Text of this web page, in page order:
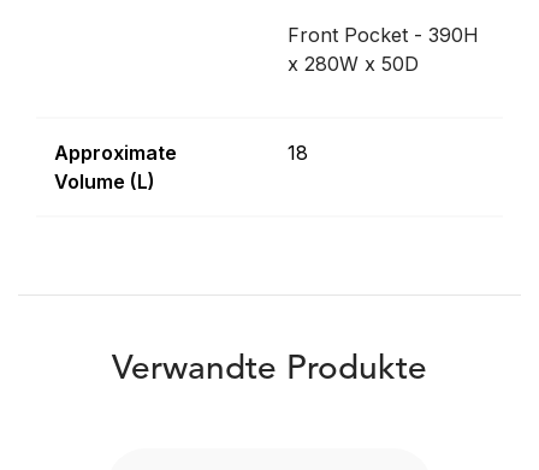
Front Pocket - 390H
x 280W x 50D
Approximate
Volume (L)
18
Verwandte Produkte